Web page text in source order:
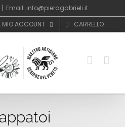
| Email: info@pieragabrieli.it
MIO ACCOUNT CARRELLO